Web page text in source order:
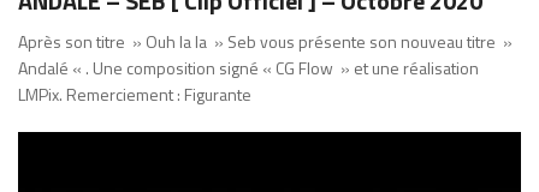
Après son titre » Ouh la la » Seb vous présente son nouveau titre »
Andalé « . Une composition signé « CG Flow » et une réalisation
LMPix. Remerciement : Figurante